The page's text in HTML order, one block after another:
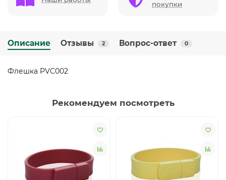
покупки
Описание Отзывы 2 Вопрос-ответ 0
Флешка PVC002
Рекомендуем посмотреть